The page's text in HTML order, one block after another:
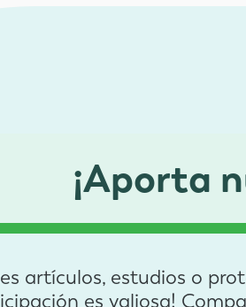
¡Aporta
artículos, estudios o
es valiosa!